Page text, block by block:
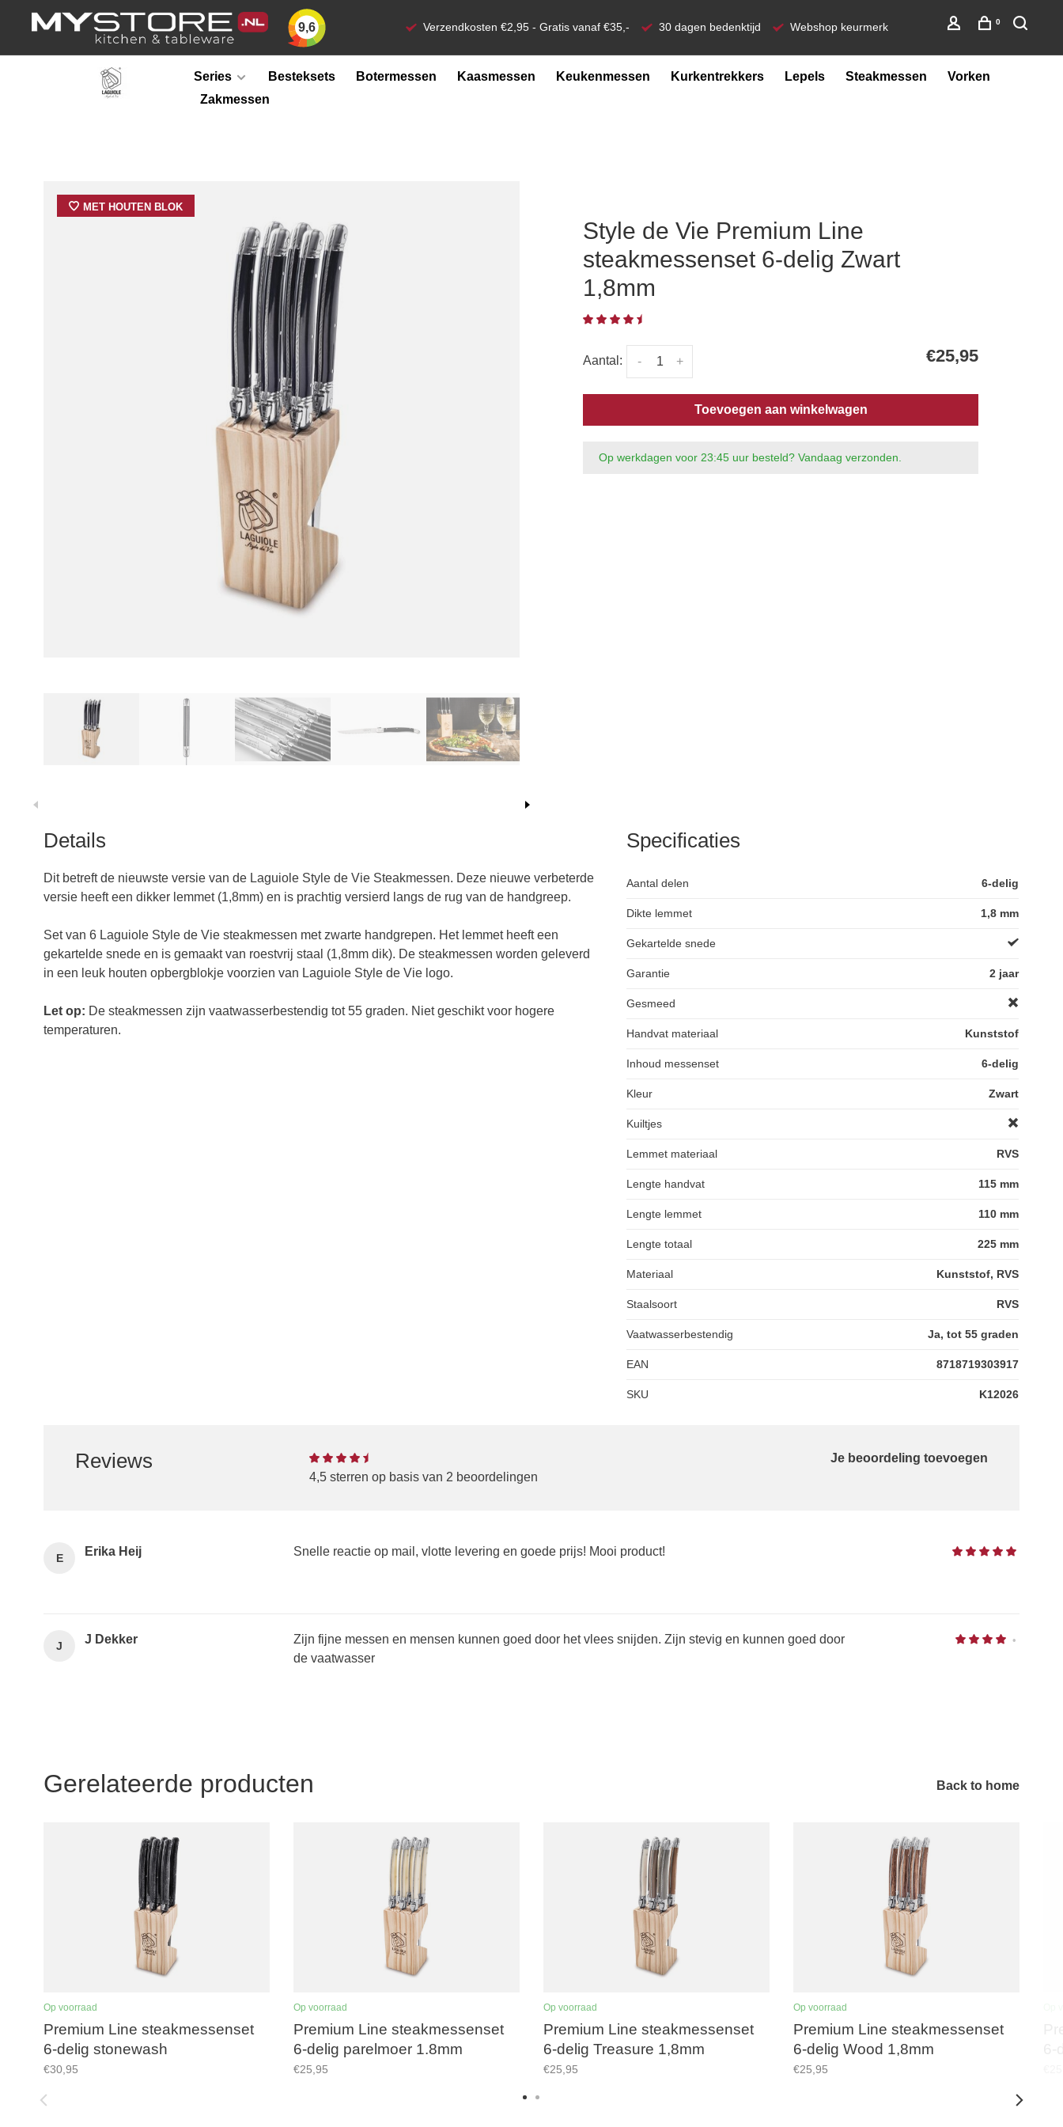
9,6 Verzendkosten €2,95 - Gratis vanaf €35,- 30 dagen bedenktijd Webshop keurmerk 0
Series Besteksets Botermessen Kaasmessen Keukenmessen Kurkentrekkers Lepels Steakmessen
Vorken
Zakmessen
MET HOUTEN BLOK
Style de Vie Premium Line
steakmessenset 6-delig Zwart
1,8mm
Aantal: +
- €25,95
Toevoegen aan winkelwagen
Op werkdagen voor 23:45 uur besteld? Vandaag verzonden.
Details
Dit betreft de nieuwste versie van de Laguiole Style de Vie Steakmessen. Deze nieuwe verbeterde
versie heeft een dikker lemmet (1,8mm) en is prachtig versierd langs de rug van de handgreep.
Set van 6 Laguiole Style de Vie steakmessen met zwarte handgrepen. Het lemmet heeft een
gekartelde snede en is gemaakt van roestvrij staal (1,8mm dik). De steakmessen worden geleverd
in een leuk houten opbergblokje voorzien van Laguiole Style de Vie logo.
Let op: De steakmessen zijn vaatwasserbestendig tot 55 graden. Niet geschikt voor hogere
temperaturen.
Specificaties
Aantal delen 6-delig
Dikte lemmet 1,8 mm
Gekartelde snede
Garantie 2 jaar
Gesmeed
Handvat materiaal Kunststof
Inhoud messenset 6-delig
Kleur Zwart
Kuiltjes
Lemmet materiaal RVS
Lengte handvat 115 mm
Lengte lemmet 110 mm
Lengte totaal 225 mm
Materiaal Kunststof, RVS
Staalsoort RVS
Vaatwasserbestendig Ja, tot 55 graden
EAN 8718719303917
SKU K12026
Reviews
4,5 sterren op basis van 2 beoordelingen
Je beoordeling toevoegen
E Erika Heij Snelle reactie op mail, vlotte levering en goede prijs! Mooi product!
J J Dekker
Zijn fijne messen en mensen kunnen goed door het vlees snijden. Zijn stevig en kunnen goed door
de vaatwasser
•
Gerelateerde producten Back to home
Op voorraad
Premium Line steakmessenset
6-delig stonewash
€30,95
Op voorraad
Premium Line steakmessenset
6-delig parelmoer 1.8mm
€25,95
Op voorraad
Premium Line steakmessenset
6-delig Treasure 1,8mm
€25,95
Op voorraad
Premium Line steakmessenset
6-delig Wood 1,8mm
€25,95